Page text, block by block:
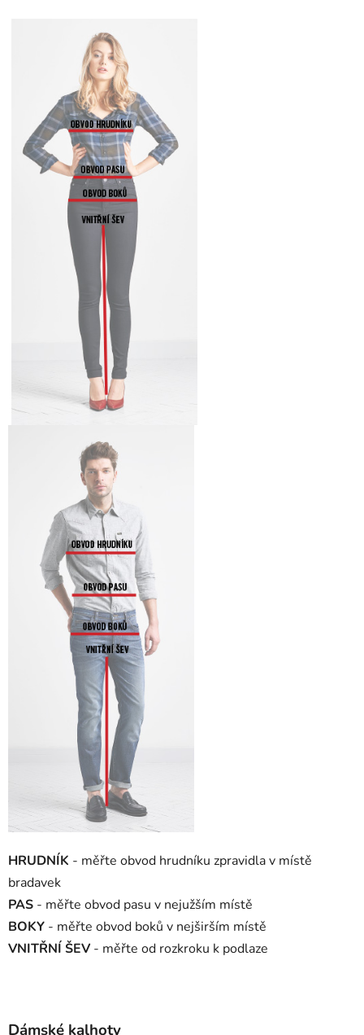
HRUDNÍK - měřte obvod hrudníku zpravidla v místě
bradavek
PAS - měřte obvod pasu v nejužším místě
BOKY - měřte obvod boků v nejširším místě
VNITŘNÍ ŠEV - měřte od rozkroku k podlaze
Dámské kalhoty